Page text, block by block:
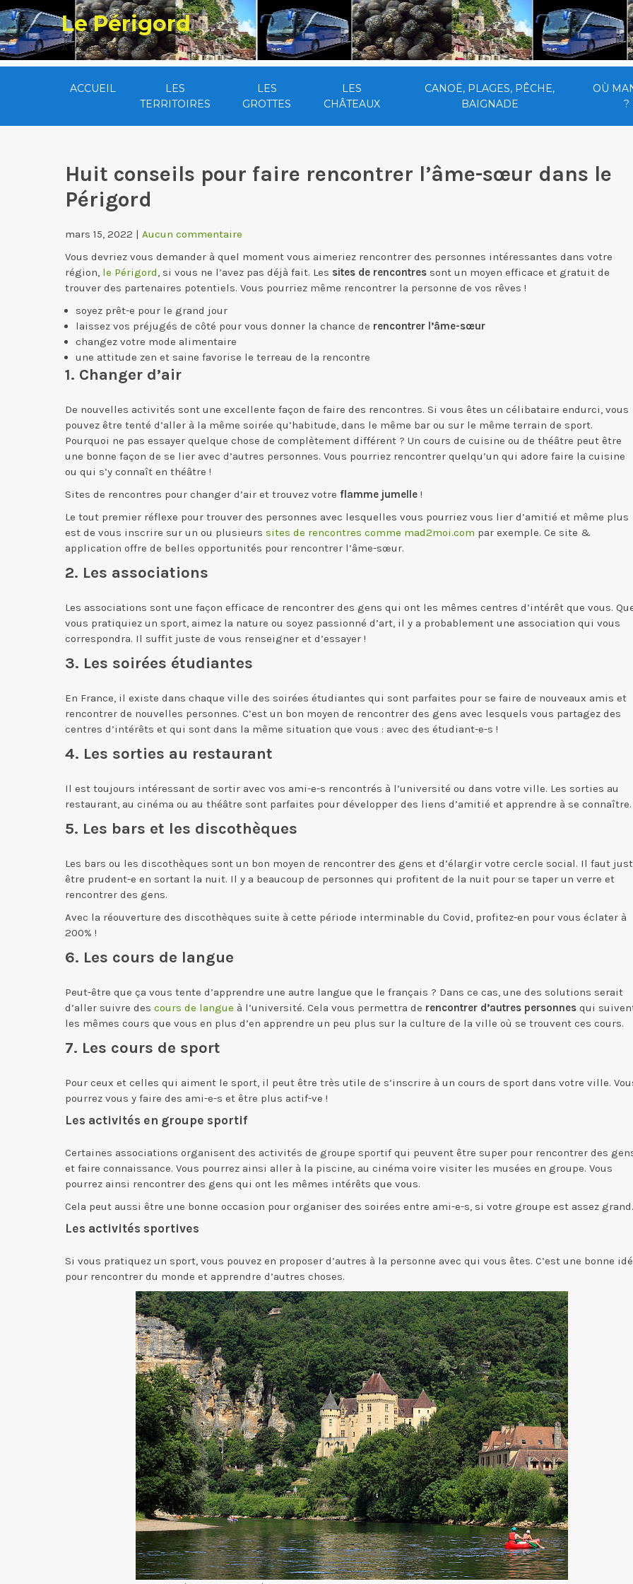
Skip
to
content
Le Périgord
A Travers Le Périgord
ACCUEIL
LES
TERRITOIRES
LES
GROTTES
LES
CHÂTEAUX
CANOË, PLAGES, PÊCHE,
BAIGNADE
OÙ
?
Huit conseils pour faire rencontrer l’âme-sœur dans le
Périgord
mars 15, 2022 | Aucun commentaire
Vous devriez vous demander à quel moment vous aimeriez rencontrer des personnes intéressantes dans votre
région, le Périgord, si vous ne l’avez pas déjà fait. Les sites de rencontres sont un moyen efficace et gratuit de
trouver des partenaires potentiels. Vous pourriez même rencontrer la personne de vos rêves !
soyez prêt-e pour le grand jour
laissez vos préjugés de côté pour vous donner la chance de rencontrer l’âme-sœur
changez votre mode alimentaire
une attitude zen et saine favorise le terreau de la rencontre
1. Changer d’air
De nouvelles activités sont une excellente façon de faire des rencontres. Si vous êtes un célibataire endurci, vous
pouvez être tenté d’aller à la même soirée qu’habitude, dans le même bar ou sur le même terrain de sport.
Pourquoi ne pas essayer quelque chose de complètement différent ? Un cours de cuisine ou de théâtre peut être
une bonne façon de se lier avec d’autres personnes. Vous pourriez rencontrer quelqu’un qui adore faire la cuisine
ou qui s’y connaît en théâtre !
Sites de rencontres pour changer d’air et trouvez votre flamme jumelle !
Le tout premier réflexe pour trouver des personnes avec lesquelles vous pourriez vous lier d’amitié et même plus
est de vous inscrire sur un ou plusieurs sites de rencontres comme mad2moi.com par exemple. Ce site &
application offre de belles opportunités pour rencontrer l’âme-sœur.
2. Les associations
Les associations sont une façon efficace de rencontrer des gens qui ont les mêmes centres d’intérêt que vous.
vous pratiquiez un sport, aimez la nature ou soyez passionné d’art, il y a probablement une association qui vous
correspondra. Il suffit juste de vous renseigner et d’essayer !
3. Les soirées étudiantes
En France, il existe dans chaque ville des soirées étudiantes qui sont parfaites pour se faire de nouveaux amis et
rencontrer de nouvelles personnes. C’est un bon moyen de rencontrer des gens avec lesquels vous partagez des
centres d’intérêts et qui sont dans la même situation que vous : avec des étudiant-e-s !
4. Les sorties au restaurant
Il est toujours intéressant de sortir avec vos ami-e-s rencontrés à l’université ou dans votre ville. Les sorties au
restaurant, au cinéma ou au théâtre sont parfaites pour développer des liens d’amitié et apprendre à se connaître.
5. Les bars et les discothèques
Les bars ou les discothèques sont un bon moyen de rencontrer des gens et d’élargir votre cercle social. Il faut
être prudent-e en sortant la nuit. Il y a beaucoup de personnes qui profitent de la nuit pour se taper un verre et
rencontrer des gens.
Avec la réouverture des discothèques suite à cette période interminable du Covid, profitez-en pour vous éclater à
200% !
6. Les cours de langue
Peut-être que ça vous tente d’apprendre une autre langue que le français ? Dans ce cas, une des solutions serait
d’aller suivre des cours de langue à l’université. Cela vous permettra de rencontrer d’autres personnes qui
les mêmes cours que vous en plus d’en apprendre un peu plus sur la culture de la ville où se trouvent ces cours.
7. Les cours de sport
Pour ceux et celles qui aiment le sport, il peut être très utile de s’inscrire à un cours de sport dans votre ville.
pourrez vous y faire des ami-e-s et être plus actif-ve !
Les activités en groupe sportif
Certaines associations organisent des activités de groupe sportif qui peuvent être super pour rencontrer des
et faire connaissance. Vous pourrez ainsi aller à la piscine, au cinéma voire visiter les musées en groupe. Vous
pourrez ainsi rencontrer des gens qui ont les mêmes intérêts que vous.
Cela peut aussi être une bonne occasion pour organiser des soirées entre ami-e-s, si votre groupe est assez grand.
Les activités sportives
Si vous pratiquez un sport, vous pouvez en proposer d’autres à la personne avec qui vous êtes. C’est une bonne
pour rencontrer du monde et apprendre d’autres choses.